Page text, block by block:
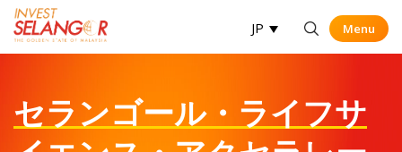
JP Menu
Menu
セランゴール・ライフサ